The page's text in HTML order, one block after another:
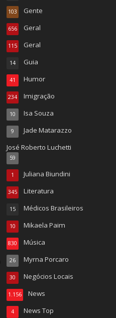
Gente
103
Geral
656
Geral
115
Guia
14
Humor
41
Imigração
234
Isa Souza
10
Jade Matarazzo
9
José Roberto Luchetti
59
Juliana Biundini
1
Literatura
345
Médicos Brasileiros
15
Mikaela Paim
10
Música
830
Myrna Porcaro
26
Negócios Locais
30
News
1.156
News Top
4